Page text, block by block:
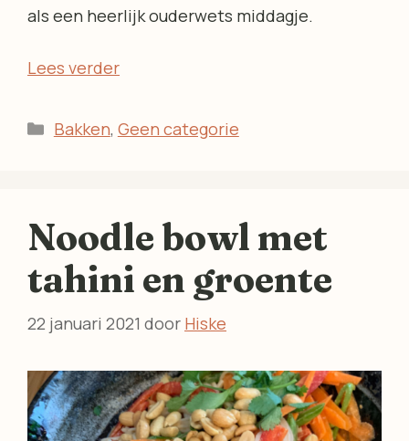
als een heerlijk ouderwets middagje.
Lees verder
Categorieën
Bakken, Geen categorie
Noodle bowl met
tahini en groente
22 januari 2021 door Hiske